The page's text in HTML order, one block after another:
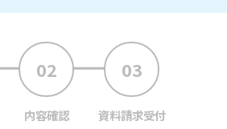
内容確認 資料請求受付